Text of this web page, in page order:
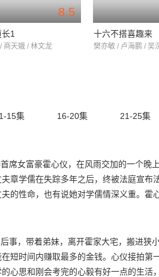
8.5
1
商天娥 / 林文龙
十六不搭喜趣来
樊亦敏 / 卢海鹏 / 吴
15集 16-20集 21-25集
章学儒在失踪多年之后，终被法庭宣
的性命，也有说她对学儒情深义重。霍
，学儒亦得不到守仁的爱锡。时值一九
基渡难关，反招守仁痛骂一顿，更连
自焚。心仪与妹妹心思、弟弟心毅顿
短时间内赚取最多的金钱。心仪接拍
心思和刚会考完的心毅有好一点的生活